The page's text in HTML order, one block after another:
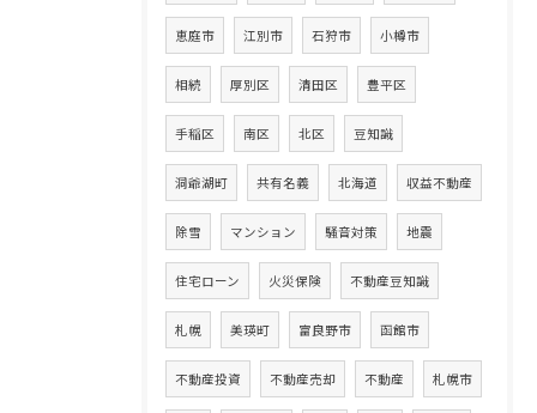
恵庭市 江別市 石狩市 小樽市
相続 厚別区 清田区 豊平区
手稲区 南区 北区 豆知識
洞爺湖町 共有名義 北海道 収益不動産
除雪 マンション 騒音対策 地震
住宅ローン 火災保険 不動産豆知識
札幌 美瑛町 富良野市 函館市
不動産投資 不動産売却 不動産 札幌市